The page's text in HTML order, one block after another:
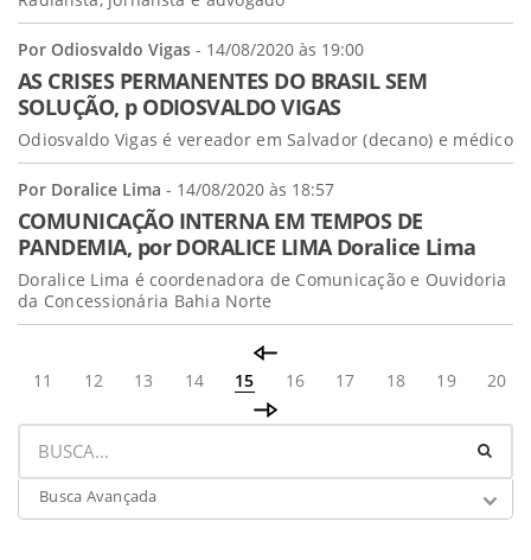
Por Odiosvaldo Vigas - 14/08/2020 às 19:00
AS CRISES PERMANENTES DO BRASIL SEM
SOLUÇÃO, p ODIOSVALDO VIGAS
Odiosvaldo Vigas é vereador em Salvador (decano) e médico
Por Doralice Lima - 14/08/2020 às 18:57
COMUNICAÇÃO INTERNA EM TEMPOS DE
PANDEMIA, por DORALICE LIMA Doralice Lima
Doralice Lima é coordenadora de Comunicação e Ouvidoria
da Concessionária Bahia Norte
11 12 13 14 15 16 17 18 19 20
Busca Avançada